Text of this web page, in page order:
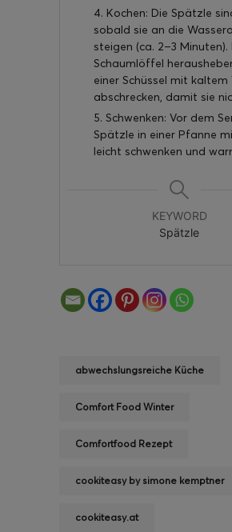
4. Kochen: Die Spätzle
sobald sie an die
steigen (ca. 2–3
Schaumlöffel
einer Schüssel mit kaltem
abschrecken, damit sie
5. Schwenken: Vor dem
Spätzle in einer Pfanne
leicht schwenken und
KEYWORD
Spätzle
abwechslungsreiche Küche
Comfort Food Winter
Comfortfood Rezept
cookiteasy by simone kemptner
cookiteasy.at